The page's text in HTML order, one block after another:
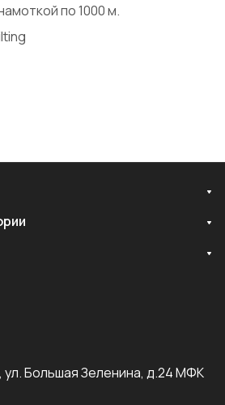
по 1000 м.
ул. Большая Зеленина, д.24 МФК